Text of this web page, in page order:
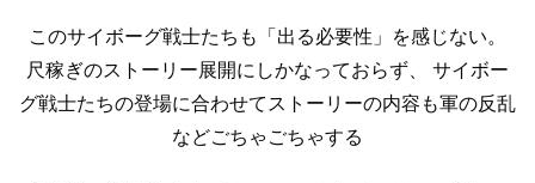
このサイボーグ戦士たちも「出る必要性」を感じない。
尺稼ぎのストーリー展開にしかなっておらず、
サイボー
グ戦士たちの登場に合わせてストーリーの内容も軍の反乱
などごちゃごちゃする